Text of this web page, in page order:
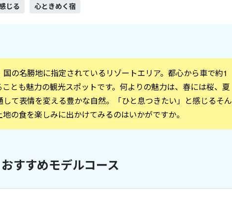
じる 心ときめく宿
の名勝地に指定されているリゾートエリア。都心から車で約1
とも魅力の観光スポットです。何よりの魅力は、春には桜、夏
て表情を変える豊かな自然。「ひと息つきたい」と感じるそん
の食を楽しみに出かけてみるのはいかがですか。
おすすめモデルコース